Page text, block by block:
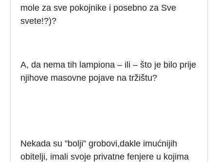
mole za sve pokojnike i posebno za Sve
svete!?)?
A, da nema tih lampiona – ili – što je bilo prije
njihove masovne pojave na tržištu?
Nekada su ”bolji” grobovi,dakle imućnijih
obitelji, imali svoje privatne fenjere u kojima